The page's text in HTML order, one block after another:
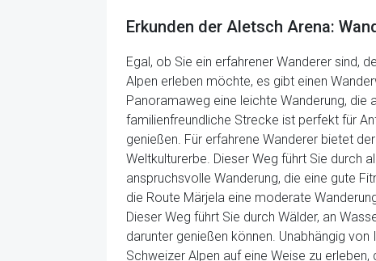
Erkunden der Aletsch Arena:
Egal, ob Sie ein erfahrener Wanderer sind,
Alpen erleben möchte, es gibt einen
Panoramaweg eine leichte Wanderung,
familienfreundliche Strecke ist perfekt für
genießen. Für erfahrene Wanderer bietet
Weltkulturerbe. Dieser Weg führt Sie durch
anspruchsvolle Wanderung, die eine gute
die Route Märjela eine moderate
Dieser Weg führt Sie durch Wälder, an
darunter genießen können. Unabhängig
Schweizer Alpen auf eine Weise zu